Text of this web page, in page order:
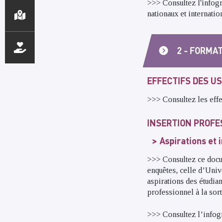
>>> Consultez
nationaux et
2 -
EFFECTIFS DES
>>> Consultez les
INSERTION
Aspirations et
>>> Consultez ce
enquêtes, celle
aspirations des
professionnel à la
>>> Consultez